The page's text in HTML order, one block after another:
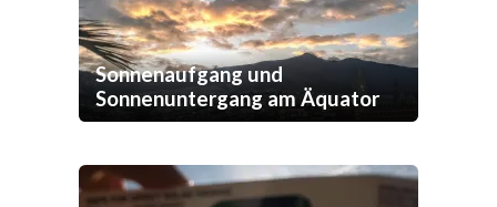
Sonnenaufgang und
Sonnenuntergang am Äquator